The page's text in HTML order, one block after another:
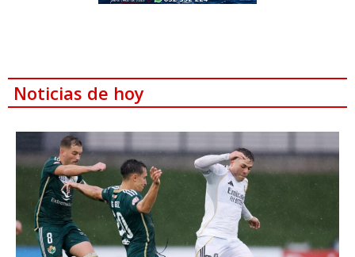
Noticias de hoy